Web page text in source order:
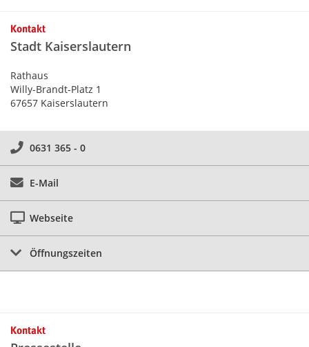
Kontakt
Stadt Kaiserslautern
Rathaus
Willy-Brandt-Platz 1
67657 Kaiserslautern
0631 365 - 0
E-Mail
Webseite
Öffnungszeiten
Kontakt